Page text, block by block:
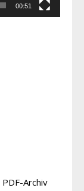
00:51
PDF-Archiv